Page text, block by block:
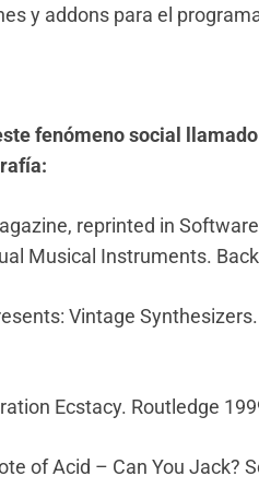
y addons para el
fenómeno social
reprinted in
Musical Instruments.
Vintage
Ecstacy. Routledge
of Acid – Can You Jack?